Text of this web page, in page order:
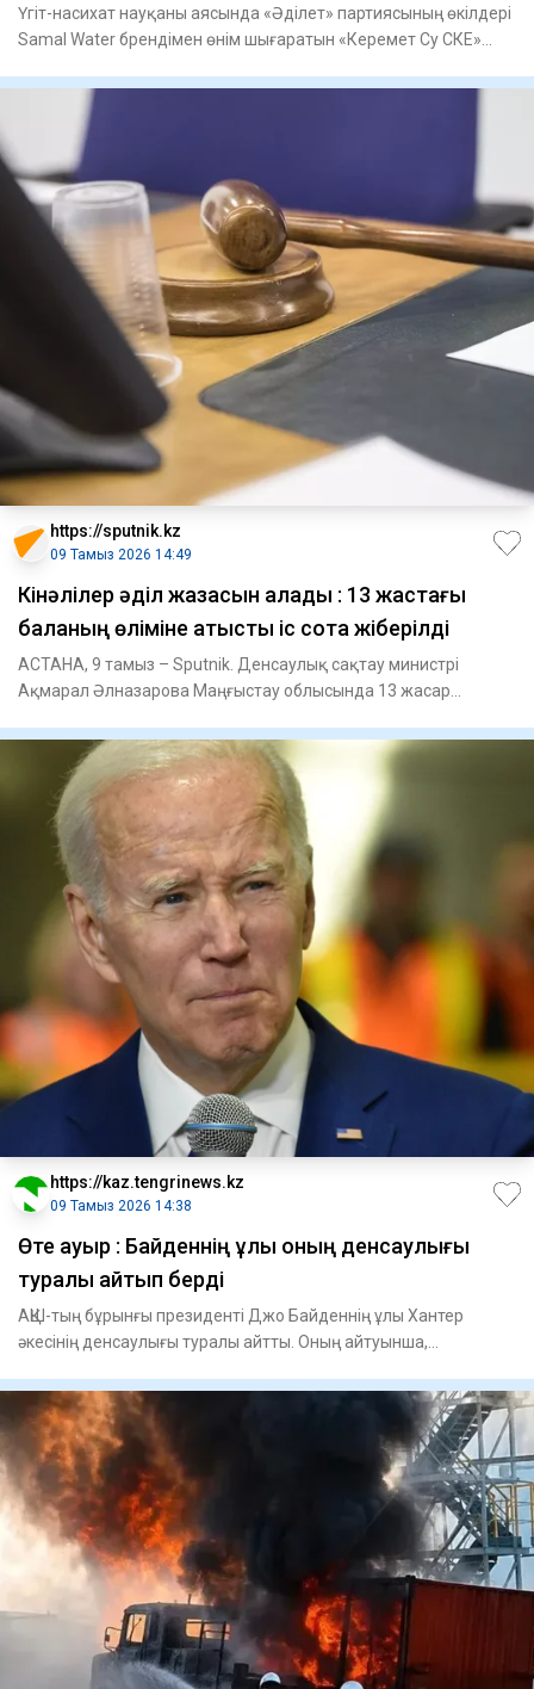
Үгіт-насихат науқаны аясында «Әділет» партиясының өкілдері
Samal Water брендімен өнім шығаратын «Керемет Су СКЕ»
https://sputnik.kz
09 Тамыз 2026 14:49
Кінәлілер әділ жазасын алады : 13 жастағы
баланың өліміне қатысты іс сотқа жіберілді
АСТАНА, 9 тамыз – Sputnik. Денсаулық сақтау министрі
Ақмарал Әлназарова Маңғыстау облысында 13 жасар
https://kaz.tengrinews.kz
09 Тамыз 2026 14:38
Өте ауыр : Байденнің ұлы оның денсаулығы
туралы айтып берді
АҚШ-тың бұрынғы президенті Джо Байденнің ұлы Хантер
әкесінің денсаулығы туралы айтты. Оның айтуынша,